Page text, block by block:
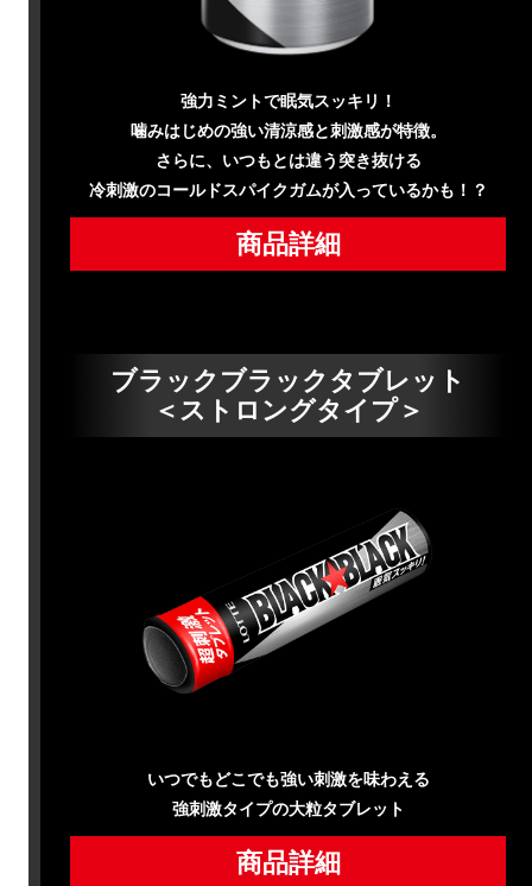
強力ミントで眠気スッキリ！
噛みはじめの強い清涼感と刺激感が特徴。
さらに、いつもとは違う突き抜ける
冷刺激のコールドスパイクガムが入っているかも！？
商品詳細
ブラックブラックタブレット
＜ストロングタイプ＞
いつでもどこでも強い刺激を味わえる
強刺激タイプの大粒タブレット
商品詳細